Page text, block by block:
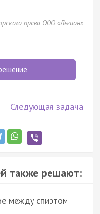
права ООО «Легион»
Следующая задача
также решают:
между спиртом